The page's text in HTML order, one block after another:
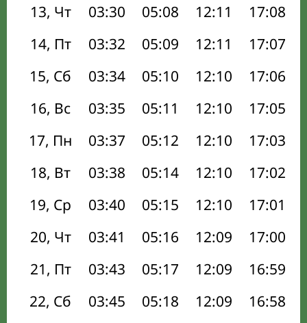
13, Чт
03:30 05:08 12:11 17:08
14, Пт
03:32 05:09 12:11 17:07
15, Сб
03:34 05:10 12:10 17:06
16, Вс
03:35 05:11 12:10 17:05
17, Пн
03:37 05:12 12:10 17:03
18, Вт
03:38 05:14 12:10 17:02
19, Ср
03:40 05:15 12:10 17:01
20, Чт
03:41 05:16 12:09 17:00
21, Пт
03:43 05:17 12:09 16:59
22, Сб
03:45 05:18 12:09 16:58